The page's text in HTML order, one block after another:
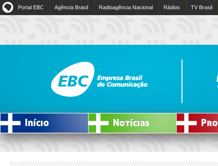
Portal EBC Agência Brasil Radioagência Nacional Rádios TV Brasil
Início Notícias